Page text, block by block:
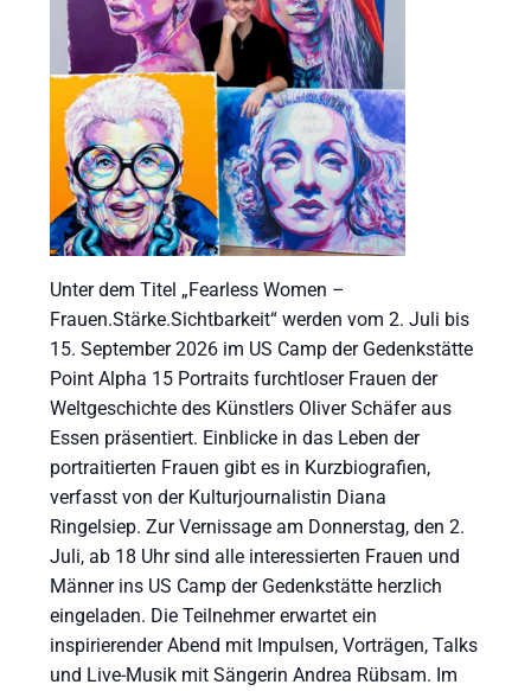
Unter dem Titel „Fearless Women –
Frauen.Stärke.Sichtbarkeit“ werden vom 2. Juli bis
15. September 2026 im US Camp der Gedenkstätte
Point Alpha 15 Portraits furchtloser Frauen der
Weltgeschichte des Künstlers Oliver Schäfer aus
Essen präsentiert. Einblicke in das Leben der
portraitierten Frauen gibt es in Kurzbiografien,
verfasst von der Kulturjournalistin Diana
Ringelsiep. Zur Vernissage am Donnerstag, den 2.
Juli, ab 18 Uhr sind alle interessierten Frauen und
Männer ins US Camp der Gedenkstätte herzlich
eingeladen. Die Teilnehmer erwartet ein
inspirierender Abend mit Impulsen, Vorträgen, Talks
und Live-Musik mit Sängerin Andrea Rübsam. Im